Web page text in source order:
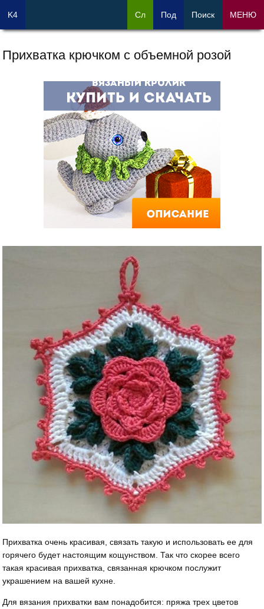
Прихватка крючком с объемной розой
Прихватка очень красивая, связать такую и использовать ее для
горячего будет настоящим кощунством. Так что скорее всего
такая красивая прихватка, связанная крючком послужит
украшением на вашей кухне.
Для вязания прихватки вам понадобится: пряжа трех цветов
K4 Сл Под Поиск МЕНЮ